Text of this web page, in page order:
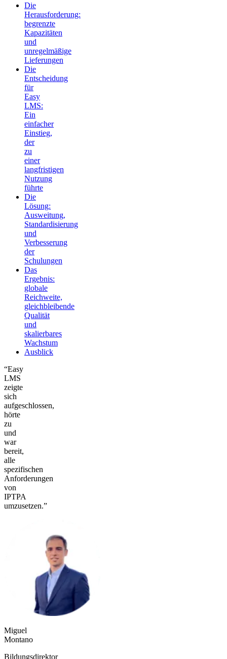
Die
Herausforderung:
begrenzte
Kapazitäten
und
unregelmäßige
Lieferungen
Die
Entscheidung
für
Easy
LMS:
Ein
einfacher
Einstieg,
der
zu
einer
langfristigen
Nutzung
führte
Die
Lösung:
Ausweitung,
Standardisierung
und
Verbesserung
der
Schulungen
Das
Ergebnis:
globale
Reichweite,
gleichbleibende
Qualität
und
skalierbares
Wachstum
Ausblick
“Easy
LMS
zeigte
sich
aufgeschlossen,
hörte
zu
und
war
bereit,
alle
spezifischen
Anforderungen
von
IPTPA
umzusetzen.”
Miguel
Montano
Bildungsdirektor